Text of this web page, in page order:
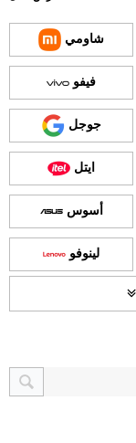
شاومي
فيفو
جوجل
ايتل
أسوس
لينوفو